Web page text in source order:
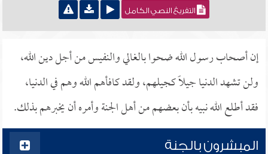
التفريغ النصي الكامل
إن أصحاب رسول الله ضحوا بالغالي والنفيس من أجل دين الله،
ولن تشهد الدنيا جيلاً كجيلهم، ولقد كافأهم الله وهم في الدنيا،
فقد أطلع الله نبيه بأن بعضهم من أهل الجنة وأمره أن يخبرهم بذلك.
المبشرون بالجنة